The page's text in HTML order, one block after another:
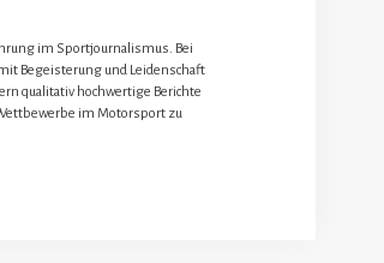
im Sportjournalismus. Bei
Begeisterung und Leidenschaft
qualitativ hochwertige Berichte
im Motorsport zu